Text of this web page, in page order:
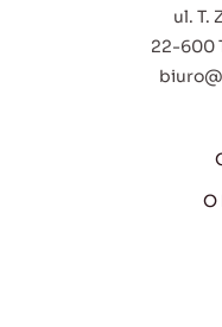
ul. T.
22-600
O